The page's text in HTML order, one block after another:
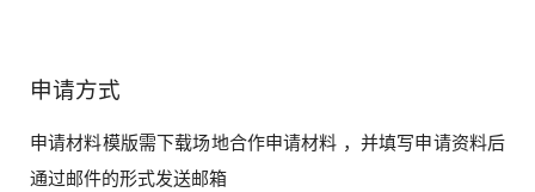
申请方式
申请材料模版需下载场地合作申请材料 ，并填写申请资料后
通过邮件的形式发送邮箱